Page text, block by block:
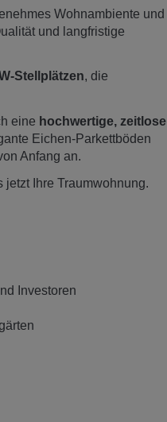
Wohnambiente und
und langfristige
Stellplätzen, die
eine hochwertige, zeitlose
Eichen-Parkettböden
Anfang an.
Ihre Traumwohnung.
Investoren